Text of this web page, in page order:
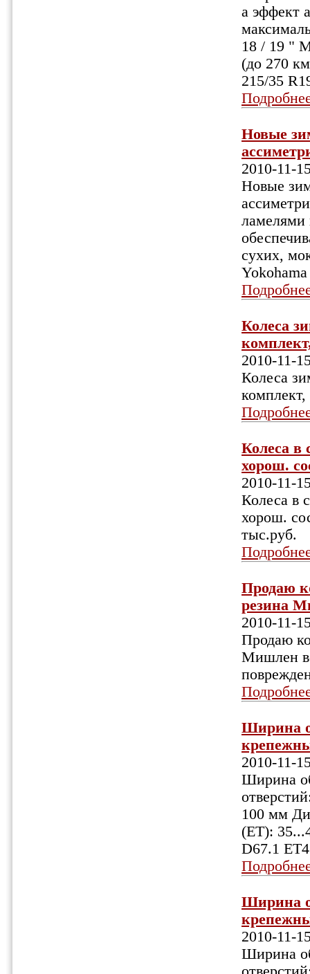
а эффект
18 / 19 "
(до 270
215/35
Новые
2010-11-
Новые
ламелями
сухих,
Колеса
2010-11-
Колеса
Колеса в
хорош.
2010-11-
Колеса в
хорош.
тыс.руб.
Продаю
резина
2010-11-
Продаю
Мишлен
Ширина
2010-11-
Ширина
100 мм
(ET):
D67.1
Ширина
2010-11-
Ширина